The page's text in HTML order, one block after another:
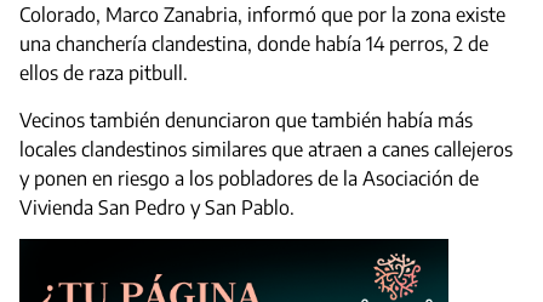
Colorado, Marco Zanabria, informó que por la zona existe
una chanchería clandestina, donde había 14 perros, 2 de
ellos de raza pitbull.
Vecinos también denunciaron que también había más
locales clandestinos similares que atraen a canes callejeros
y ponen en riesgo a los pobladores de la Asociación de
Vivienda San Pedro y San Pablo.